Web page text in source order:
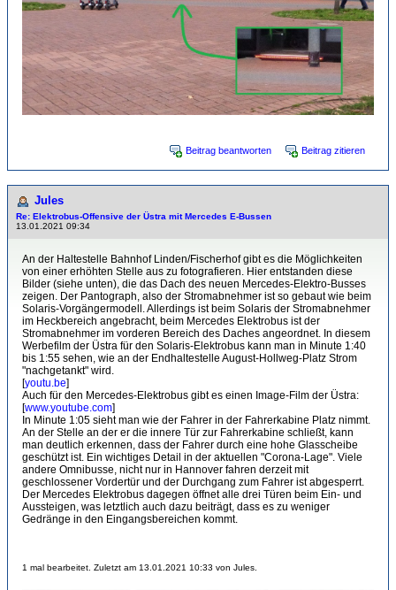
Beitrag beantworten Beitrag zitieren
Jules
Re: Elektrobus-Offensive der Üstra mit Mercedes E-Bussen
13.01.2021 09:34
An der Haltestelle Bahnhof Linden/Fischerhof gibt es die Möglichkeiten
von einer erhöhten Stelle aus zu fotografieren. Hier entstanden diese
Bilder (siehe unten), die das Dach des neuen Mercedes-Elektro-Busses
zeigen. Der Pantograph, also der Stromabnehmer ist so gebaut wie beim
Solaris-Vorgängermodell. Allerdings ist beim Solaris der Stromabnehmer
im Heckbereich angebracht, beim Mercedes Elektrobus ist der
Stromabnehmer im vorderen Bereich des Daches angeordnet. In diesem
Werbefilm der Üstra für den Solaris-Elektrobus kann man in Minute 1:40
bis 1:55 sehen, wie an der Endhaltestelle August-Hollweg-Platz Strom
"nachgetankt" wird.
[youtu.be]
Auch für den Mercedes-Elektrobus gibt es einen Image-Film der Üstra:
[www.youtube.com]
In Minute 1:05 sieht man wie der Fahrer in der Fahrerkabine Platz nimmt.
An der Stelle an der er die innere Tür zur Fahrerkabine schließt, kann
man deutlich erkennen, dass der Fahrer durch eine hohe Glasscheibe
geschützt ist. Ein wichtiges Detail in der aktuellen "Corona-Lage". Viele
andere Omnibusse, nicht nur in Hannover fahren derzeit mit
geschlossener Vordertür und der Durchgang zum Fahrer ist abgesperrt.
Der Mercedes Elektrobus dagegen öffnet alle drei Türen beim Ein- und
Aussteigen, was letztlich auch dazu beiträgt, dass es zu weniger
Gedränge in den Eingangsbereichen kommt.
1 mal bearbeitet. Zuletzt am 13.01.2021 10:33 von Jules.